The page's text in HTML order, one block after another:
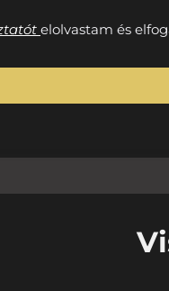
elolvastam és